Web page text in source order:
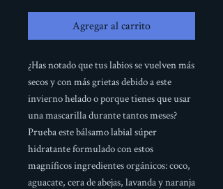
Agregar al carrito
¿Has notado que tus labios se vuelven más
secos y con más grietas debido a este
invierno helado o porque tienes que usar
una mascarilla durante tantos meses?
Prueba este bálsamo labial súper
hidratante formulado con estos
magníficos ingredientes orgánicos: coco,
aguacate, cera de abejas, lavanda y naranja